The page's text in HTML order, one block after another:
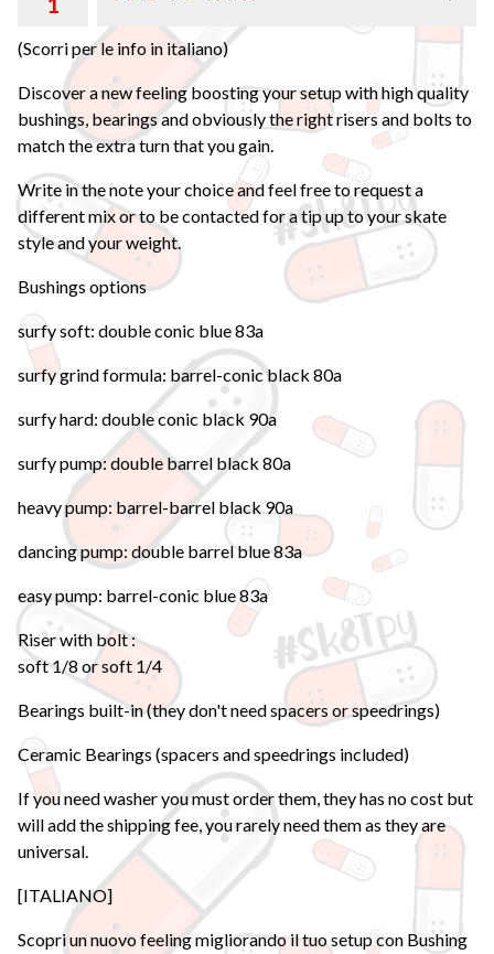
(Scorri per le info in italiano)
Discover a new feeling boosting your setup with high quality
bushings, bearings and obviously the right risers and bolts to
match the extra turn that you gain.
Write in the note your choice and feel free to request a
different mix or to be contacted for a tip up to your skate
style and your weight.
Bushings options
surfy soft: double conic blue 83a
surfy grind formula: barrel-conic black 80a
surfy hard: double conic black 90a
surfy pump: double barrel black 80a
heavy pump: barrel-barrel black 90a
dancing pump: double barrel blue 83a
easy pump: barrel-conic blue 83a
Riser with bolt :
soft 1/8 or soft 1/4
Bearings built-in (they don't need spacers or speedrings)
Ceramic Bearings (spacers and speedrings included)
If you need washer you must order them, they has no cost but
will add the shipping fee, you rarely need them as they are
universal.
[ITALIANO]
Scopri un nuovo feeling migliorando il tuo setup con Bushing